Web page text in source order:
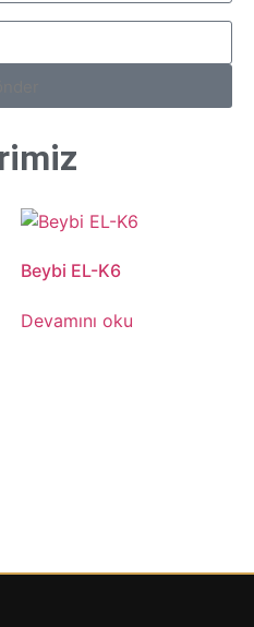
Beybi EL-K6
Devamını oku